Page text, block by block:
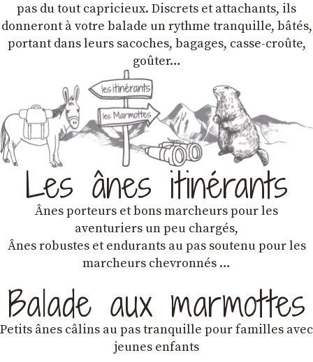
pas du tout capricieux. Discrets et attachants, ils
donneront à votre balade un rythme tranquille, bâtés,
portant dans leurs sacoches, bagages, casse-croûte,
goûter…
Les ânes itinérants
Ânes porteurs et bons marcheurs pour les
aventuriers un peu chargés,
Ânes robustes et endurants au pas soutenu pour les
marcheurs chevronnés …
Balade aux marmottes
Petits ânes câlins au pas tranquille pour familles avec
jeunes enfants